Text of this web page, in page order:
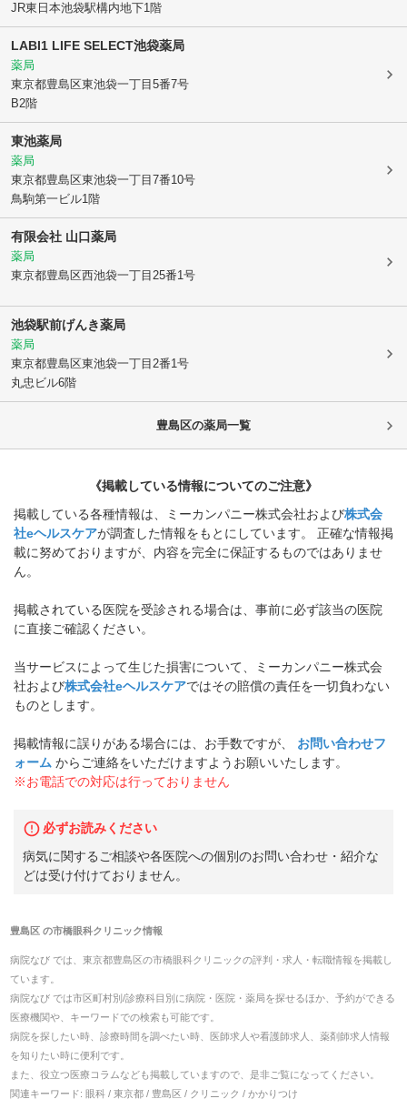
JR東日本池袋駅構内地下1階
LABI1 LIFE SELECT池袋薬局
薬局
東京都豊島区東池袋一丁目5番7号
B2階
東池薬局
薬局
東京都豊島区東池袋一丁目7番10号
鳥駒第一ビル1階
有限会社 山口薬局
薬局
東京都豊島区西池袋一丁目25番1号
池袋駅前げんき薬局
薬局
東京都豊島区東池袋一丁目2番1号
丸忠ビル6階
豊島区の薬局一覧
《掲載している情報についてのご注意》
掲載している各種情報は、ミーカンパニー株式会社および株式会
社eヘルスケアが調査した情報をもとにしています。 正確な情報掲
載に努めておりますが、内容を完全に保証するものではありませ
ん。
掲載されている医院を受診される場合は、事前に必ず該当の医院
に直接ご確認ください。
当サービスによって生じた損害について、ミーカンパニー株式会
社および株式会社eヘルスケアではその賠償の責任を一切負わない
ものとします。
掲載情報に誤りがある場合には、お手数ですが、
お問い合わせフ
ォーム からご連絡をいただけますようお願いいたします。
※お電話での対応は行っておりません
必ずお読みください
病気に関するご相談や各医院への個別のお問い合わせ・紹介な
どは受け付けておりません。
豊島区 の市橋眼科クリニック情報
病院なび では、 東京都豊島区の市橋眼科クリニックの評判・求人・転職情報を掲載し
ています。
病院なび では市区町村別/診療科目別に病院・医院・薬局を探せるほか、予約ができる
医療機関や、キーワードでの検索も可能です。
病院を探したい時、診療時間を調べたい時、医師求人や看護師求人、薬剤師求人情報
を知りたい時に便利です。
また、役立つ医療コラムなども掲載していますので、是非ご覧になってください。
関連キーワード: 眼科 / 東京都 / 豊島区 / クリニック / かかりつけ